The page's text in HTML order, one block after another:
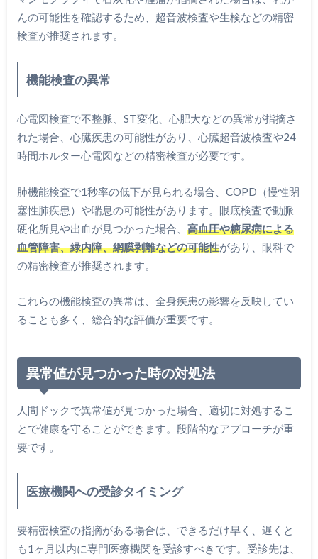
んの可能性を確認するため、超音波検査や生検などの精密
検査が推奨されます。
機能検査の異常
心電図検査で不整脈、ST変化、心肥大などの異常が指摘さ
れた場合、心臓疾患の可能性があり、心臓超音波検査や24
時間ホルター心電図などの精密検査が必要です。
肺機能検査で1秒率の低下が見られる場合、COPD（慢性閉
塞性肺疾患）や喘息の可能性があります。眼底検査で動脈
硬化所見や出血が見つかった場合、 高血圧や糖尿病による
血管障害、緑内障、網膜剥離などの可能性があり、眼科で
の精密検査が推奨されます。
これらの機能検査の異常は、全身疾患の影響を反映してい
ることも多く、総合的な評価が重要です。
異常値が見つかった時の対処法
人間ドックで異常値が見つかった場合、適切に対処するこ
とで健康を守ることができます。段階的なアプローチが重
要です。
医療機関への受診タイミング
要精密検査の指摘がある場合は、できるだけ早く、遅くと
も1ヶ月以内に専門医療機関を受診すべきです。受診先は、